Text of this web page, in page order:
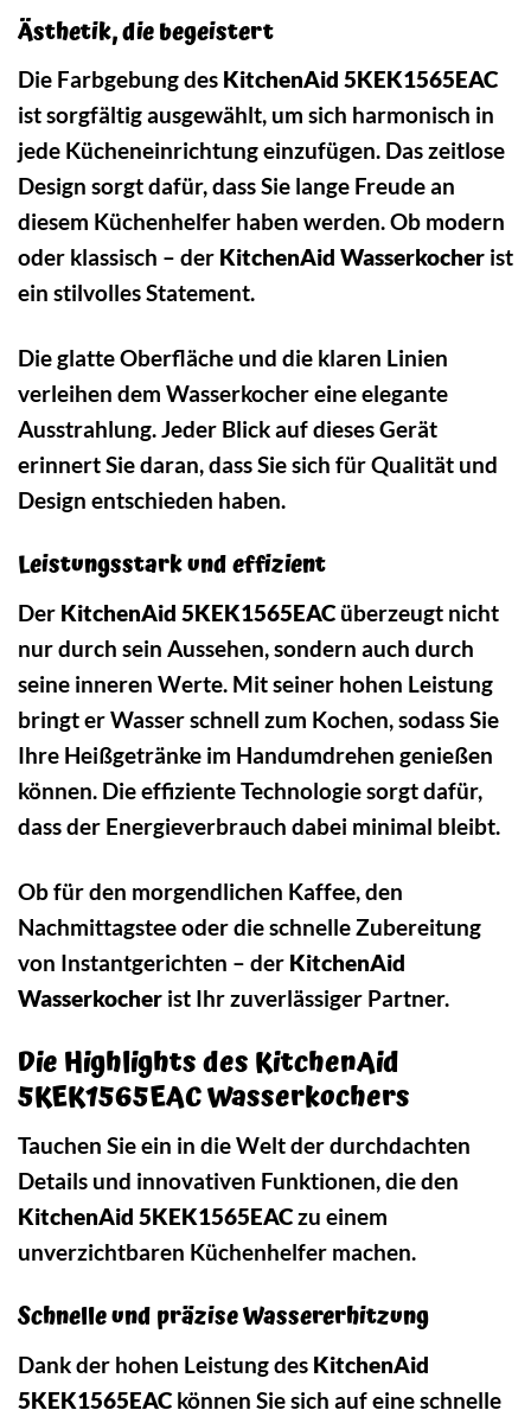
Ästhetik, die begeistert
Die Farbgebung des KitchenAid 5KEK1565EAC
ist sorgfältig ausgewählt, um sich harmonisch in
jede Kücheneinrichtung einzufügen. Das zeitlose
Design sorgt dafür, dass Sie lange Freude an
diesem Küchenhelfer haben werden. Ob modern
oder klassisch – der KitchenAid Wasserkocher ist
ein stilvolles Statement.
Die glatte Oberfläche und die klaren Linien
verleihen dem Wasserkocher eine elegante
Ausstrahlung. Jeder Blick auf dieses Gerät
erinnert Sie daran, dass Sie sich für Qualität und
Design entschieden haben.
Leistungsstark und effizient
Der KitchenAid 5KEK1565EACüberzeugt nicht
nur durch sein Aussehen, sondern auch durch
seine inneren Werte. Mit seiner hohen Leistung
bringt er Wasser schnell zum Kochen, sodass Sie
Ihre Heißgetränke im Handumdrehen genießen
können. Die effiziente Technologie sorgt dafür,
dass der Energieverbrauch dabei minimal bleibt.
Ob für den morgendlichen Kaffee, den
Nachmittagstee oder die schnelle Zubereitung
von Instantgerichten – der KitchenAid
Wasserkocher ist Ihr zuverlässiger Partner.
Die Highlights des KitchenAid
5KEK1565EAC Wasserkochers
Tauchen Sie ein in die Welt der durchdachten
Details und innovativen Funktionen, die den
KitchenAid 5KEK1565EACzu einem
unverzichtbaren Küchenhelfer machen.
Schnelle und präzise Wassererhitzung
Dank der hohen Leistung des KitchenAid
5KEK1565EACkönnen Sie sich auf eine schnelle